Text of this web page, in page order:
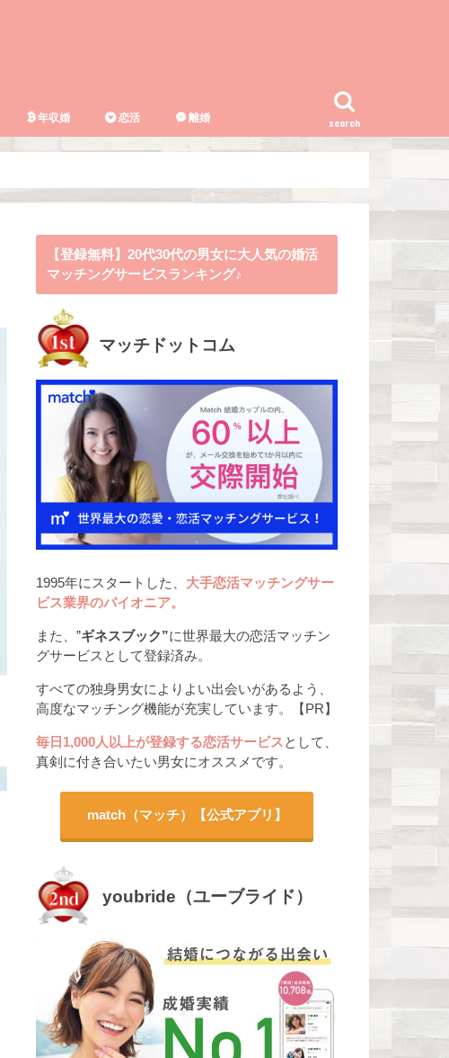
search
年収婚 恋活 離婚
【登録無料】20代30代の男女に大人気の婚活
マッチングサービスランキング♪
マッチドットコム
1995年にスタートした、 大手恋活マッチングサー
ビス業界のパイオニア。
また、”ギネスブック”に世界最大の恋活マッチン
グサービスとして登録済み。
すべての独身男女によりよい出会いがあるよう、
高度なマッチング機能が充実しています。【PR】
毎日1,000人以上が登録する恋活サービス として、
真剣に付き合いたい男女にオススメです。
match（マッチ）【公式アプリ】
youbride（ユーブライド）